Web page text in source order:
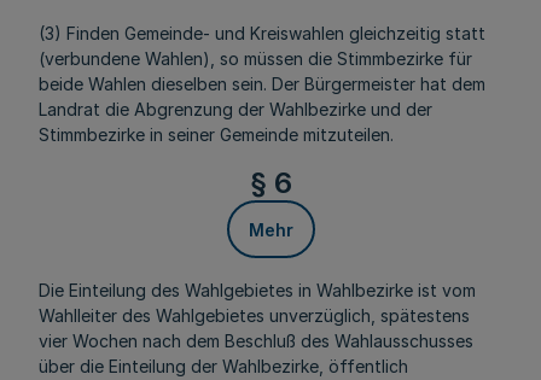
(3) Finden Gemeinde- und Kreiswahlen gleichzeitig statt
(verbundene Wahlen), so müssen die Stimmbezirke für
beide Wahlen dieselben sein. Der Bürgermeister hat dem
Landrat die Abgrenzung der Wahlbezirke und der
Stimmbezirke in seiner Gemeinde mitzuteilen.
§ 6
Mehr
Die Einteilung des Wahlgebietes in Wahlbezirke ist vom
Wahlleiter des Wahlgebietes unverzüglich, spätestens
vier Wochen nach dem Beschluß des Wahlausschusses
über die Einteilung der Wahlbezirke, öffentlich